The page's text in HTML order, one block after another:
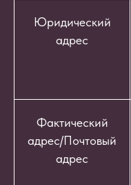
Юридический
адрес
Фактический
адрес/Почтовый
адрес